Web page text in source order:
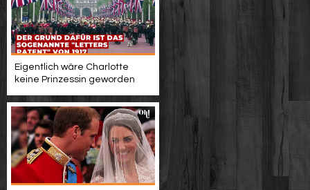
Eigentlich wäre Charlotte
keine Prinzessin geworden